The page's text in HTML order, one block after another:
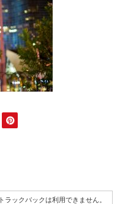
トラックバックは利用できません。